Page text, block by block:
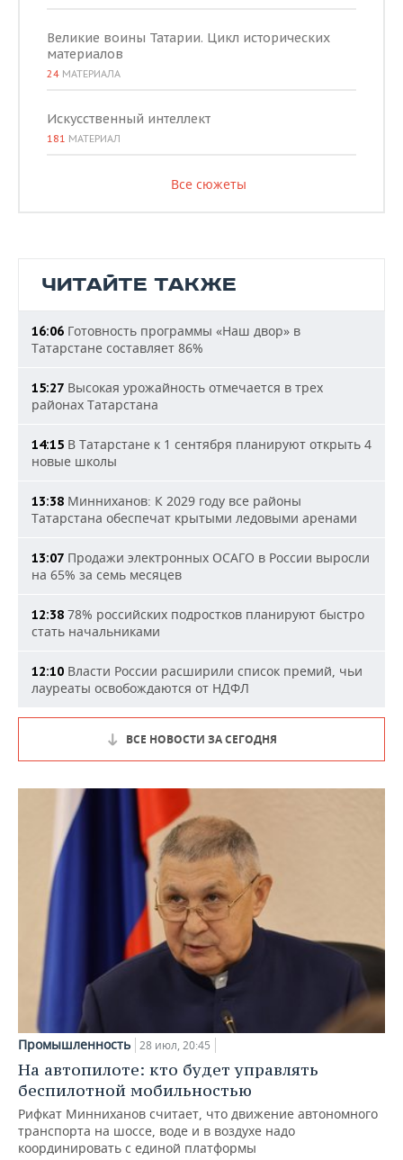
Великие воины Татарии. Цикл исторических
материалов
24 МАТЕРИАЛА
Искусственный интеллект
181 МАТЕРИАЛ
Все сюжеты
ЧИТАЙТЕ ТАКЖЕ
16:06 Готовность программы «Наш двор» в
Татарстане составляет 86%
15:27 Высокая урожайность отмечается в трех
районах Татарстана
14:15 В Татарстане к 1 сентября планируют открыть 4
новые школы
13:38 Минниханов: К 2029 году все районы
Татарстана обеспечат крытыми ледовыми аренами
13:07 Продажи электронных ОСАГО в России выросли
на 65% за семь месяцев
12:38 78% российских подростков планируют быстро
стать начальниками
12:10 Власти России расширили список премий, чьи
лауреаты освобождаются от НДФЛ
ВСЕ НОВОСТИ ЗА СЕГОДНЯ
Промышленность 28 июл, 20:45
На автопилоте: кто будет управлять
беспилотной мобильностью
Рифкат Минниханов считает, что движение автономного
транспорта на шоссе, воде и в воздухе надо
координировать с единой платформы